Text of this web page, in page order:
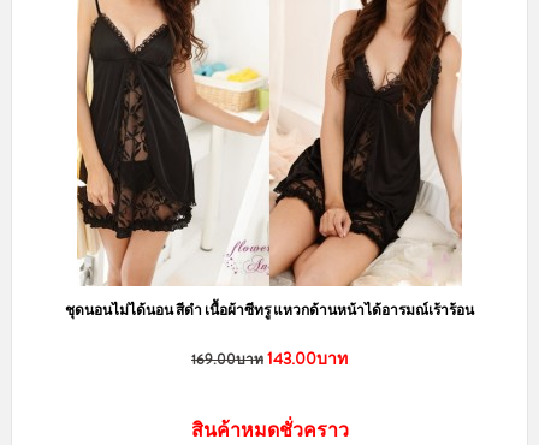
ชุดนอนไม่ได้นอน สีดำ เนื้อผ้าซีทรู แหวกด้านหน้าได้อารมณ์เร้าร้อน
169.00บาท143.00บาท
สินค้าหมดชั่วคราว